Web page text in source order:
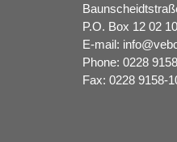
P.O. Box 12 02
E-mail:
Phone: 0228
Fax: 0228 9158-